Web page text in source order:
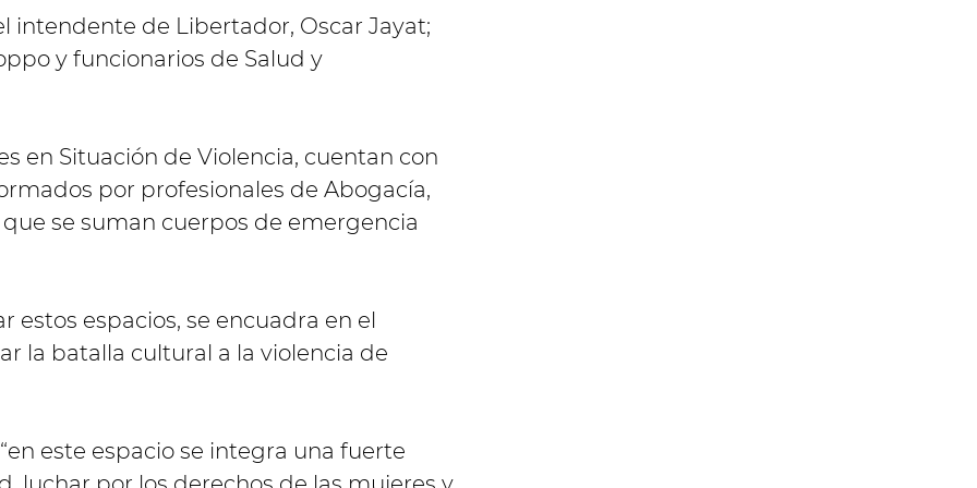
intendente de Libertador, Oscar Jayat;
y funcionarios de Salud y
en Situación de Violencia, cuentan con
por profesionales de Abogacía,
que se suman cuerpos de emergencia
estos espacios, se encuadra en el
la batalla cultural a la violencia de
este espacio se integra una fuerte